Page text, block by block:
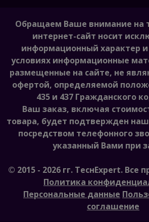
Обращаем Ваше внимание на
интернет-сайт носит
информационный характер
условиях информационные
размещенные на сайте, не
офертой, определяемой
435 и 437 Гражданского
Ваш заказ, включая
товара, будет подтвержден
посредством телефонного
указанный Вами при
© 2015 - 2026 гг. ТеcнExpert.
Политика
Персональные данные
соглашение